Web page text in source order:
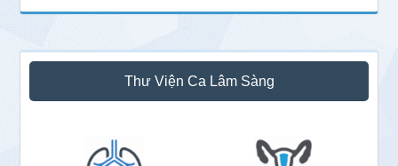
Thư Viện Ca Lâm Sàng